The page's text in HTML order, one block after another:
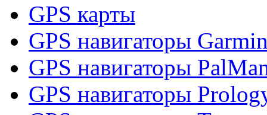
GPS карты
GPS навигаторы
GPS навигаторы
GPS навигаторы